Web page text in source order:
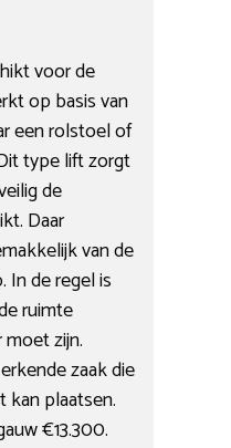
voor de
op basis van
een rolstoel of
type lift zorgt
de
Daar
van de
In de regel is
ruimte
zijn.
zaak die
plaatsen.
€13.300.